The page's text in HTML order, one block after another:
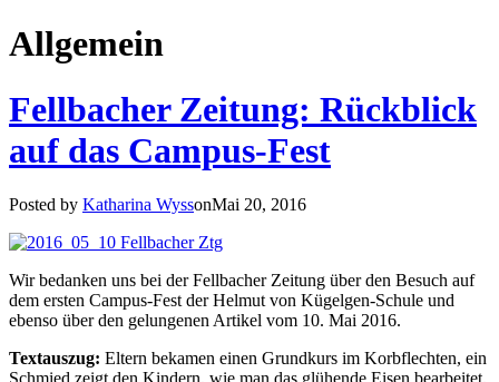
Allgemein
Fellbacher Zeitung: Rückblick
auf das Campus-Fest
Posted by Katharina WyssonMai 20, 2016
Wir bedanken uns bei der Fellbacher Zeitung über den Besuch auf
dem ersten Campus-Fest der Helmut von Kügelgen-Schule und
ebenso über den gelungenen Artikel vom 10. Mai 2016.
Textauszug: Eltern bekamen einen Grundkurs im Korbflechten, ein